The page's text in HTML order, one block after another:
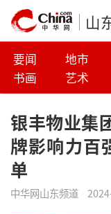
山
要闻 地市
书画
艺术
银丰物业集
牌影响力百
单
中华网山东频道